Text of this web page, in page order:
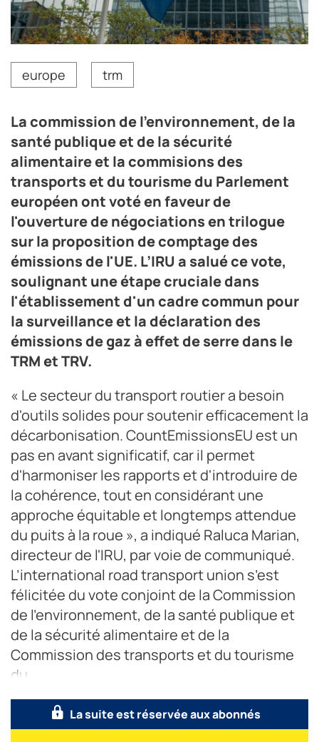
europe trm
La commission de l’environnement, de la
santé publique et de la sécurité
alimentaire et la commisions des
transports et du tourisme du Parlement
européen ont voté en faveur de
l'ouverture de négociations en trilogue
sur la proposition de comptage des
émissions de l'UE. L’IRU a salué ce vote,
soulignant une étape cruciale dans
l'établissement d'un cadre commun pour
la surveillance et la déclaration des
émissions de gaz à effet de serre dans le
TRM et TRV.
« Le secteur du transport routier a besoin
d'outils solides pour soutenir efficacement la
décarbonisation. CountEmissionsEU est un
pas en avant significatif, car il permet
d'harmoniser les rapports et d'introduire de
la cohérence, tout en considérant une
approche équitable et longtemps attendue
du puits à la roue », a indiqué Raluca Marian,
directeur de l'IRU, par voie de communiqué.
L’international road transport union s’est
félicitée du vote conjoint de la Commission
de l'environnement, de la santé publique et
de la sécurité alimentaire et de la
Commission des transports et du tourisme
du
La suite est réservée aux abonnés